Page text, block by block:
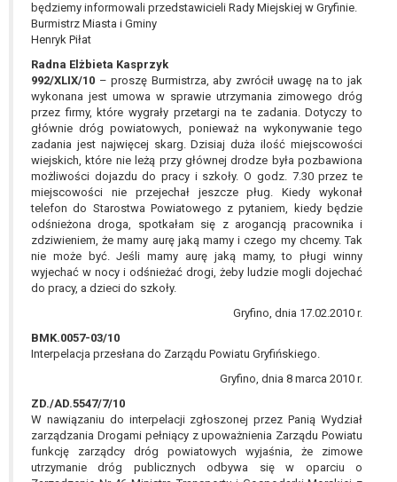
będziemy informowali przedstawicieli Rady Miejskiej w Gryfinie.
Burmistrz Miasta i Gminy
Henryk Piłat
Radna Elżbieta Kasprzyk
992/XLIX/10 – proszę Burmistrza, aby zwrócił uwagę na to jak
wykonana jest umowa w sprawie utrzymania zimowego dróg
przez firmy, które wygrały przetargi na te zadania. Dotyczy to
głównie dróg powiatowych, ponieważ na wykonywanie tego
zadania jest najwięcej skarg. Dzisiaj duża ilość miejscowości
wiejskich, które nie leżą przy głównej drodze była pozbawiona
możliwości dojazdu do pracy i szkoły. O godz. 7.30 przez te
miejscowości nie przejechał jeszcze pług. Kiedy wykonał
telefon do Starostwa Powiatowego z pytaniem, kiedy będzie
odśnieżona droga, spotkałam się z arogancją pracownika i
zdziwieniem, że mamy aurę jaką mamy i czego my chcemy. Tak
nie może być. Jeśli mamy aurę jaką mamy, to pługi winny
wyjechać w nocy i odśnieżać drogi, żeby ludzie mogli dojechać
do pracy, a dzieci do szkoły.
Gryfino, dnia 17.02.2010 r.
BMK.0057-03/10
Interpelacja przesłana do Zarządu Powiatu Gryfińskiego.
Gryfino, dnia 8 marca 2010 r.
ZD./AD.5547/7/10
W nawiązaniu do interpelacji zgłoszonej przez Panią Wydział
zarządzania Drogami pełniący z upoważnienia Zarządu Powiatu
funkcję zarządcy dróg powiatowych wyjaśnia, że zimowe
utrzymanie dróg publicznych odbywa się w oparciu o